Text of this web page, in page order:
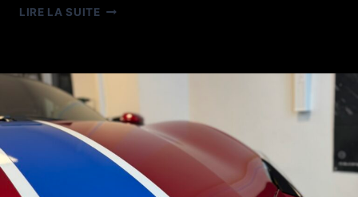
LIRE LA SUITEFILM